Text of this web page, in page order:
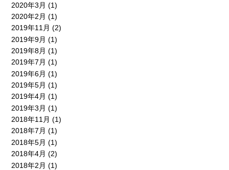
2020年3月 (1)
2020年2月 (1)
2019年11月 (2)
2019年9月 (1)
2019年8月 (1)
2019年7月 (1)
2019年6月 (1)
2019年5月 (1)
2019年4月 (1)
2019年3月 (1)
2018年11月 (1)
2018年7月 (1)
2018年5月 (1)
2018年4月 (2)
2018年2月 (1)